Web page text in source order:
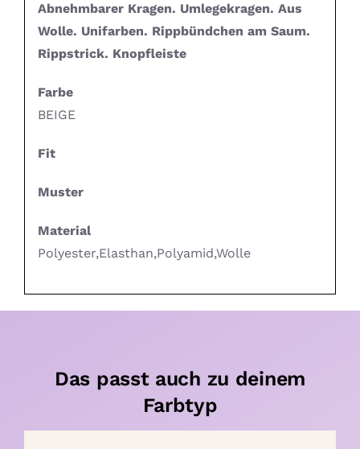
Abnehmbarer Kragen. Umlegekragen. Aus
Wolle. Unifarben. Rippbündchen am Saum.
Rippstrick. Knopfleiste
Farbe
BEIGE
Fit
Muster
Material
Polyester,Elasthan,Polyamid,Wolle
Das passt auch zu deinem
Farbtyp